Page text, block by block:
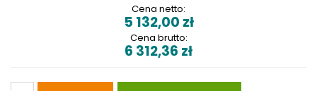
Cena netto:
5 132,00 zł
Cena brutto:
6 312,36 zł